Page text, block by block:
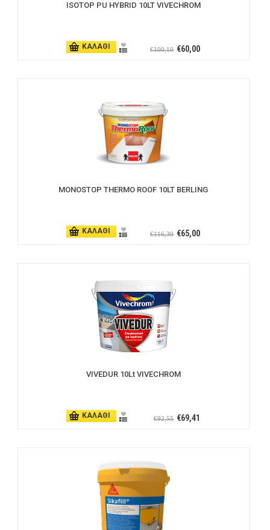
ISOTOP PU HYBRID 10LT VIVECHROM
ΚΑΛΑΘΙ €60,00
€100,10
MONOSTOP THERMO ROOF 10LT BERLING
ΚΑΛΑΘΙ €65,00
€116,30
VIVEDUR 10Lt VIVECHROM
ΚΑΛΑΘΙ €69,41
€92,55